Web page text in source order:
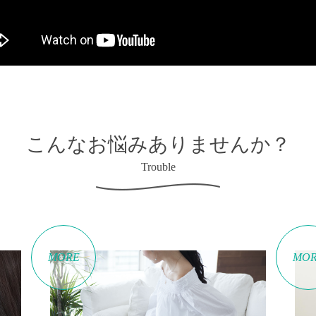
こんなお悩みありませんか？
Trouble
MORE